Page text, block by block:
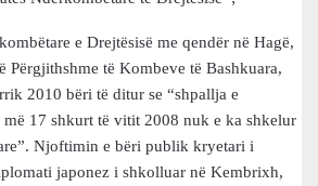
e Drejtësisë me qendër në Hagë,
Përgjithshme të Kombeve të Bashkuara,
2010 bëri të ditur se “shpallja e
më 17 shkurt të vitit 2008 nuk e ka shkelur
Njoftimin e bëri publik kryetari i
japonez i shkolluar në Kembrixh,